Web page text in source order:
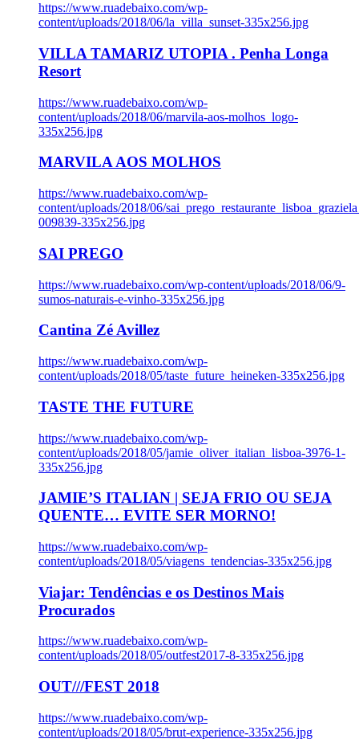
https://www.ruadebaixo.com/wp-
content/uploads/2018/06/la_villa_sunset-335x256.jpg
VILLA TAMARIZ UTOPIA . Penha Longa
Resort
https://www.ruadebaixo.com/wp-
content/uploads/2018/06/marvila-aos-molhos_logo-
335x256.jpg
MARVILA AOS MOLHOS
https://www.ruadebaixo.com/wp-
content/uploads/2018/06/
009839-335x256.jpg
SAI PREGO
https://www.ruadebaixo.com/wp-content/uploads/2018/06/9-
sumos-naturais-e-vinho-335x256.jpg
Cantina Zé Avillez
https://www.ruadebaixo.com/wp-
content/uploads/2018/05/taste_future_heineken-335x256.jpg
TASTE THE FUTURE
https://www.ruadebaixo.com/wp-
content/uploads/2018/05/jamie_oliver_italian_lisboa-3976-1-
335x256.jpg
JAMIE’S ITALIAN | SEJA FRIO OU SEJA
QUENTE… EVITE SER MORNO!
https://www.ruadebaixo.com/wp-
content/uploads/2018/05/viagens_tendencias-335x256.jpg
Viajar: Tendências e os Destinos Mais
Procurados
https://www.ruadebaixo.com/wp-
content/uploads/2018/05/outfest2017-8-335x256.jpg
OUT///FEST 2018
https://www.ruadebaixo.com/wp-
content/uploads/2018/05/brut-experience-335x256.jpg